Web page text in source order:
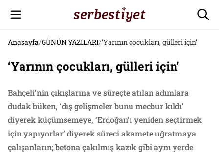
Anasayfa/GÜNÜN YAZILARI/‘Yarının çocukları, gülleri için’
‘Yarının çocukları, gülleri için’
Bahçeli’nin çıkışlarına ve süreçte atılan adımlara
dudak büken, ‘dış gelişmeler bunu mecbur kıldı’
diyerek küçümsemeye, ‘Erdoğan’ı yeniden seçtirmek
için yapıyorlar’ diyerek süreci akamete uğratmaya
çalışanların; betona çakılmış kazık gibi aynı yerde